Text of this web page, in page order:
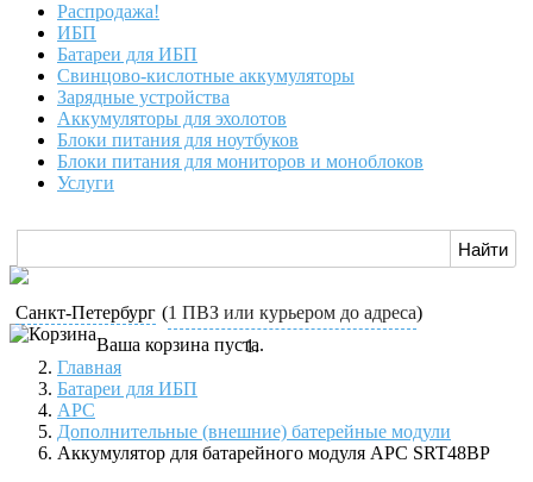
Распродажа!
ИБП
Батареи для ИБП
Свинцово-кислотные аккумуляторы
Зарядные устройства
Аккумуляторы для эхолотов
Блоки питания для ноутбуков
Блоки питания для мониторов и моноблоков
Услуги
Санкт-Петербург (1 ПВЗ или курьером до адреса)
Ваша корзина пуста.
Главная
Батареи для ИБП
APC
Дополнительные (внешние) батерейные модули
Аккумулятор для батарейного модуля APC SRT48BP